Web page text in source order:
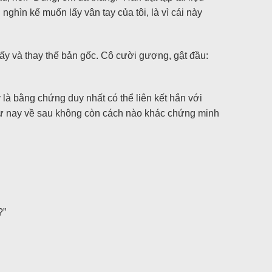
kế muốn lấy vân tay của tôi, là vì cái này
và thay thế bản gốc. Cô cười gượng, gật đầu:
bằng chứng duy nhất có thể liên kết hắn với
nay về sau không còn cách nào khác chứng minh